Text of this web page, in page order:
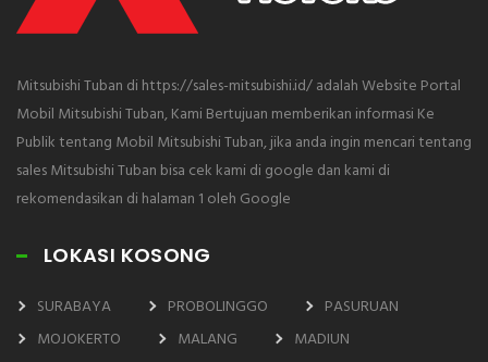
Mitsubishi Tuban di https://sales-mitsubishi.id/ adalah Website Portal
Mobil Mitsubishi Tuban, Kami Bertujuan memberikan informasi Ke
Publik tentang Mobil Mitsubishi Tuban, jika anda ingin mencari tentang
sales Mitsubishi Tuban bisa cek kami di google dan kami di
rekomendasikan di halaman 1 oleh Google
LOKASI KOSONG
SURABAYA PROBOLINGGO
PASURUAN
MOJOKERTO
MALANG
MADIUN